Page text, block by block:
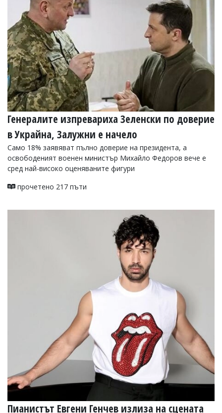
УКРАЙНА
СПОРТ
РАЗСЛЕДВАНЕ
БИЗНЕС
ЮГ
Управители:
Веселин
Василев,
email:
v.vasilev@flagman.bg
Катя
Касабова,
еmail:k.kassabova@flagman.bg
Главен
Иван
откриете
обиден
за
вас
коментар,
моля
Генералите изпревариха Зеленски по доверие
в Украйна, Залужни е начело
Само 18% заявяват пълно доверие на президента, а
освободеният военен министър Михайло Федоров вече е
сред най-високо оценяваните фигури
прочетено 217 пъти
Пианистът Евгени Генчев излиза на сцената